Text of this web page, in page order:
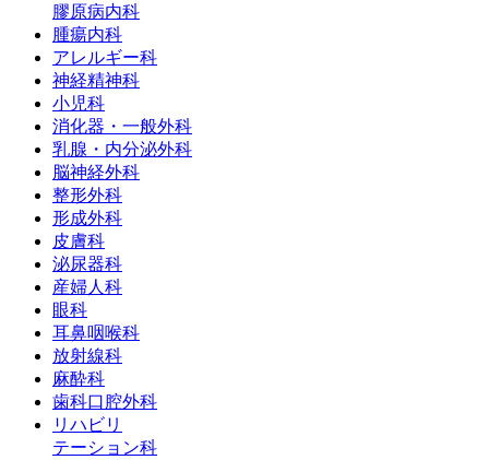
膠原病内科
腫瘍内科
アレルギー科
神経精神科
小児科
消化器・一般外科
乳腺・内分泌外科
脳神経外科
整形外科
形成外科
皮膚科
泌尿器科
産婦人科
眼科
耳鼻咽喉科
放射線科
麻酔科
歯科口腔外科
リハビリ
テーション科